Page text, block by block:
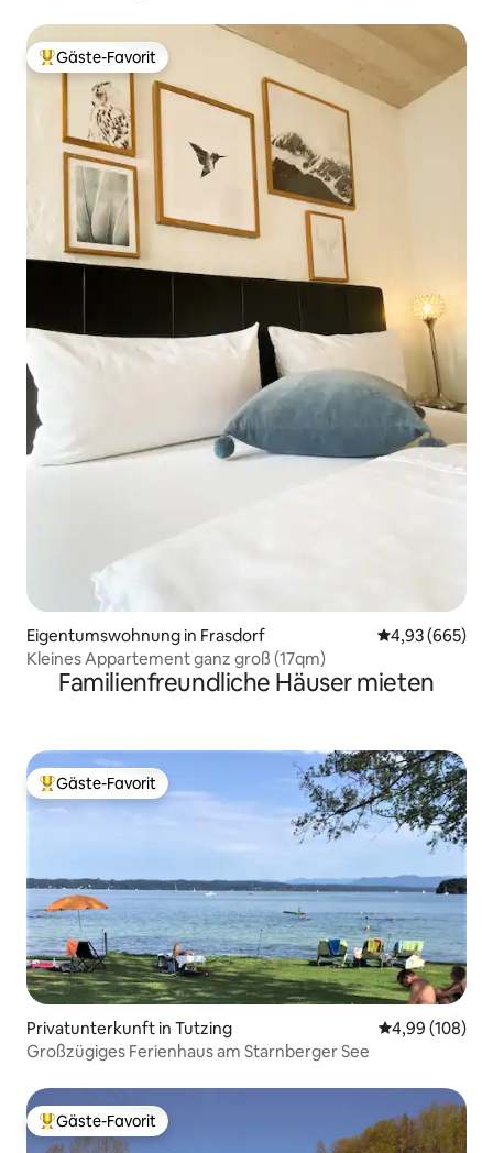
Beliebter Gäste-Favorit.
Gäste-Favorit
Eigentumswohnung in Frasdorf
4,93 (665)
Kleines Appartement ganz groß (17qm)
Familienfreundliche Häuser mieten
Beliebter Gäste-Favorit.
Gäste-Favorit
Privatunterkunft in Tutzing
4,99 (108)
Großzügiges Ferienhaus am Starnberger See
Beliebter Gäste-Favorit.
Gäste-Favorit